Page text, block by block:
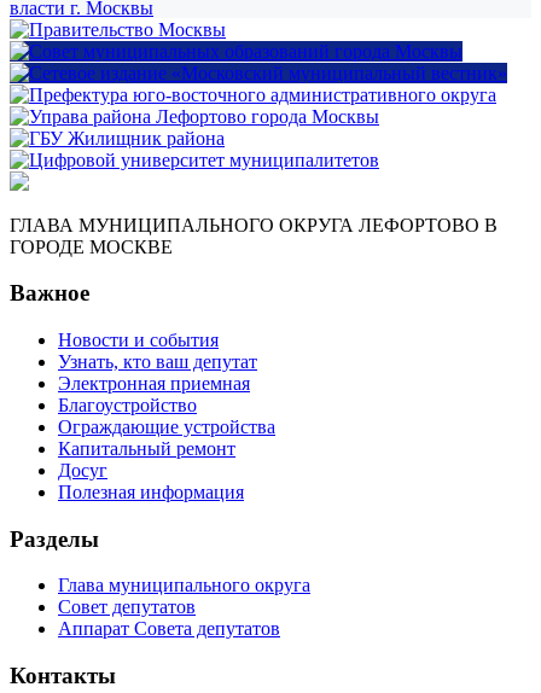
ГЛАВА МУНИЦИПАЛЬНОГО ОКРУГА ЛЕФОРТОВО В
ГОРОДЕ МОСКВЕ
Важное
Новости и события
Узнать, кто ваш депутат
Электронная приемная
Благоустройство
Ограждающие устройства
Капитальный ремонт
Досуг
Полезная информация
Разделы
Глава муниципального округа
Совет депутатов
Аппарат Совета депутатов
Контакты